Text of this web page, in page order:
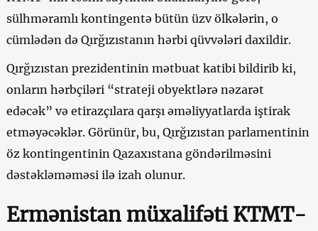
sülhməramlı kontingentə bütün üzv ölkələrin, o
cümlədən də Qırğızıstanın hərbi qüvvələri daxildir.
Qırğızıstan prezidentinin mətbuat katibi bildirib ki,
onların hərbçiləri “strateji obyektlərə nəzarət
edəcək” və etirazçılara qarşı əməliyyatlarda iştirak
etməyəcəklər. Görünür, bu, Qırğızıstan parlamentinin
öz kontingentinin Qazaxıstana göndərilməsini
dəstəkləməməsi ilə izah olunur.
Ermənistan müxalifəti KTMT-